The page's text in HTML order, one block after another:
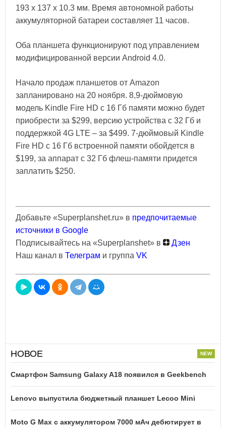
193 x 137 x 10.3 мм. Время автономной работы
аккумуляторной батареи составляет 11 часов.
Оба планшета функционируют под управлением
модифицированной версии Android 4.0.
Начало продаж планшетов от Amazon
запланировано на 20 ноября. 8,9-дюймовую
модель Kindle Fire HD с 16 Гб памяти можно будет
приобрести за $299, версию устройства с 32 Гб и
поддержкой 4G LTE – за $499. 7-дюймовый Kindle
Fire HD с 16 Гб встроенной памяти обойдется в
$199, за аппарат с 32 Гб флеш-памяти придется
заплатить $250.
Добавьте «Superplanshet.ru» в предпочитаемые
источники в Google
Подписывайтесь на «Superplanshet» в
Дзен
Наш канал в Телеграм и группа VK
НОВОЕ
Смартфон Samsung Galaxy A18 появился в Geekbench
Lenovo выпустила бюджетный планшет Lecoo Mini
Moto G Max с аккумулятором 7000 мАч дебютирует в